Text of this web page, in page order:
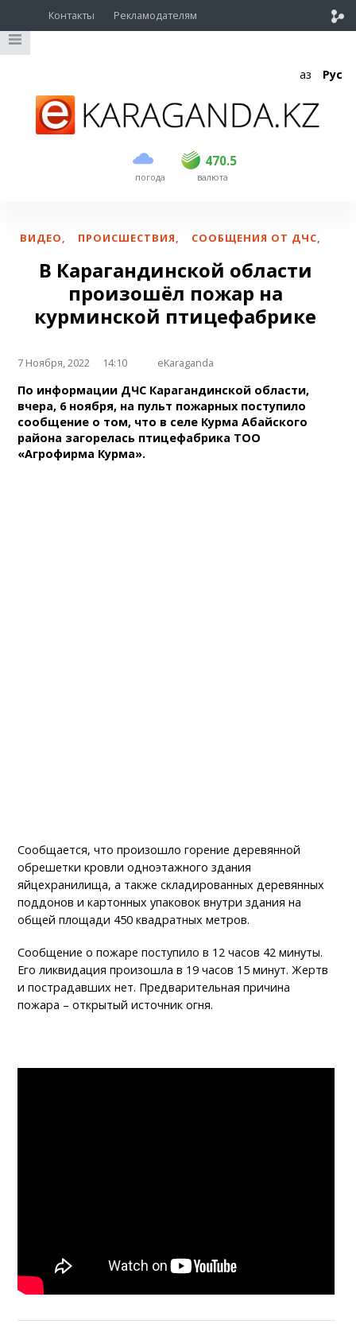
Контакты Рекламодателям
Қаз Рус
погода
470.5
USD 469.5 470.5
EUR валюта
ВИДЕО, ПРОИСШЕСТВИЯ, СООБЩЕНИЯ ОТ ДЧС,
В Карагандинской области
произошёл пожар на
курминской птицефабрике
7 Ноября, 2022 14:10 eKaraganda
По информации ДЧС Карагандинской области,
вчера, 6 ноября, на пульт пожарных поступило
сообщение о том, что в селе Курма Абайского
района загорелась птицефабрика ТОО
«Агрофирма Курма».
Сообщается, что произошло горение деревянной
обрешетки кровли одноэтажного здания
яйцехранилища, а также складированных деревянных
поддонов и картонных упаковок внутри здания на
общей площади 450 квадратных метров.
Сообщение о пожаре поступило в 12 часов 42 минуты.
Его ликвидация произошла в 19 часов 15 минут. Жертв
и пострадавших нет. Предварительная причина
пожара – открытый источник огня.